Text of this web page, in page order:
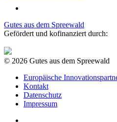
Gutes aus dem Spreewald
Gefördert und kofinanziert durch:
© 2026 Gutes aus dem Spreewald
Europäische
Kontakt
Datenschutz
Impressum